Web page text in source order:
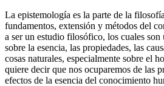
La epistemología es la parte de la
fundamentos, extensión y métodos del
a ser un estudio filosófico, los cuales
sobre la esencia, las propiedades, las
cosas naturales, especialmente sobre el
quiere decir que nos ocuparemos de las
efectos de la esencia del conocimiento